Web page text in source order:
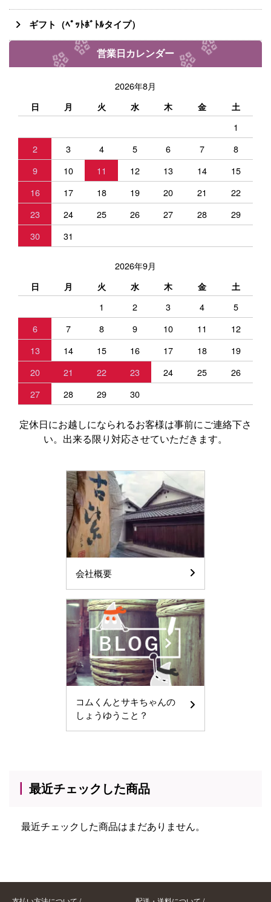
ギフト（ﾍﾟｯﾄﾎﾞﾄﾙタイプ）
営業日カレンダー
2026年8月
日 月 火 水 木 金 土
1
2
3 4 5 6 7
8
9
10 11 12 13 14
15
16
17 18 19 20 21
22
23
24 25 26 27 28
29
30
31
2026年9月
日 月 火 水 木 金 土
1 2 3 4
5
6
7 8 9 10 11
12
13
14 15 16 17 18
19
20
21 22 23 24 25
26
27
28 29 30
定休日にお越しになられるお客様は事前にご連絡下さ
い。出来る限り対応させていただきます。
会社概要
コムくんとサキちゃんの
しょうゆうこと？
最近チェックした商品
最近チェックした商品はまだありません。